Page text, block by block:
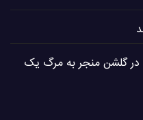
در گلشن منجر به مرگ یک